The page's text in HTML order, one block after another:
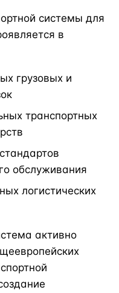
системы для
в
грузовых и
транспортных
обслуживания
логистических
активно